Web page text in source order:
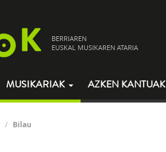
BERRIAREN
EUSKAL MUSIKAREN ATARIA
MUSIKARIAK AZKEN KANTUAK
Bilau